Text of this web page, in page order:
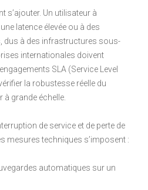
s’ajouter. Un utilisateur à
latence élevée ou à des
dus à des infrastructures sous-
internationales doivent
SLA (Service Level
la robustesse réelle du
à grande échelle.
de service et de perte de
mesures techniques s’imposent :
automatiques sur un